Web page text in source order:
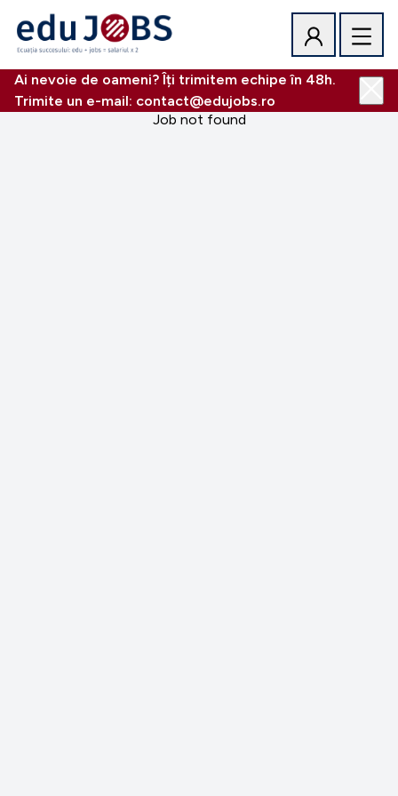
Ai nevoie de oameni? Îți trimitem echipe în 48h.
Trimite un e-mail: contact@edujobs.ro
Job not found